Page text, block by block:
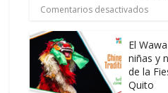
Comentarios desactivados
El
niñas y
de la
Quito